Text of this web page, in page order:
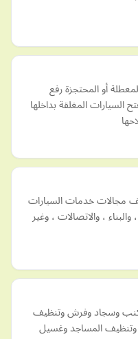
أو المحتجزة رفع
السيارات المغلقة بداخلها
مجالات خدمات السيارات
، والاتصالات ، وغير
وسجاد وفرش وتنظيف
المساجد وغسيل